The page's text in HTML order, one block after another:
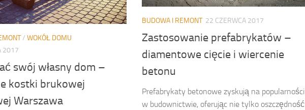
/ WOKÓŁ DOMU
2017
swój własny dom –
kostki brukowej
Warszawa
BUDOWA I REMONT 22 CZERWCA 2017
Zastosowanie prefabrykatów –
diamentowe cięcie i wiercenie
betonu
Prefabrykaty betonowe zyskują na popularności
w budownictwie, oferując nie tylko oszczędność